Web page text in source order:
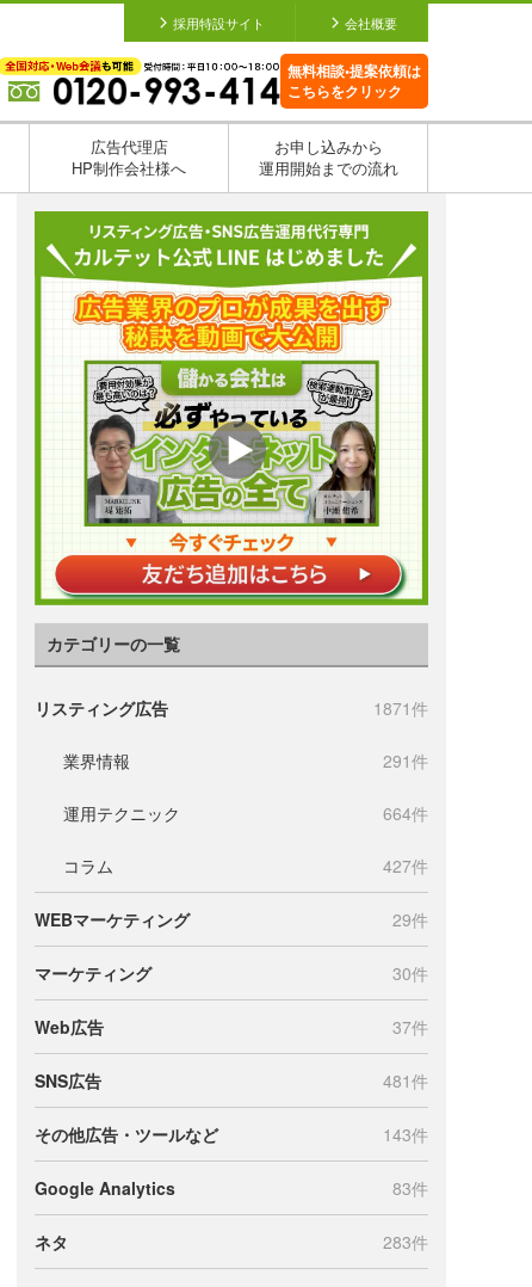
採用特設サイト 会社概要
無料相談•提案依頼は
こちらをクリック
広告代理店
HP制作会社様へ
お申し込みから
運用開始までの流れ
カテゴリーの一覧
リスティング広告 1871件
業界情報 291件
運用テクニック 664件
コラム 427件
WEBマーケティング 29件
マーケティング 30件
Web広告 37件
SNS広告 481件
その他広告・ツールなど 143件
Google Analytics 83件
ネタ 283件